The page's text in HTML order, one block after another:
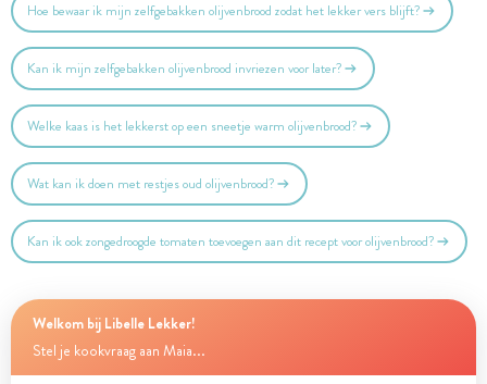
Hoe bewaar ik mijn zelfgebakken olijvenbrood zodat het lekker vers blijft?
Kan ik mijn zelfgebakken olijvenbrood invriezen voor later?
Welke kaas is het lekkerst op een sneetje warm olijvenbrood?
Wat kan ik doen met restjes oud olijvenbrood?
Kan ik ook zongedroogde tomaten toevoegen aan dit recept voor olijvenbrood?
Welkom bij Libelle Lekker!
Stel je kookvraag aan Maia...